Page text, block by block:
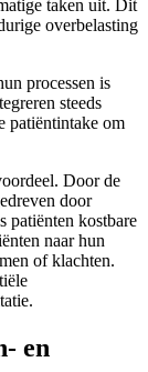
taken uit. Dit
overbelasting
processen is
steeds
patiëntintake om
Door de
door
patiënten kostbare
naar hun
of klachten.
en